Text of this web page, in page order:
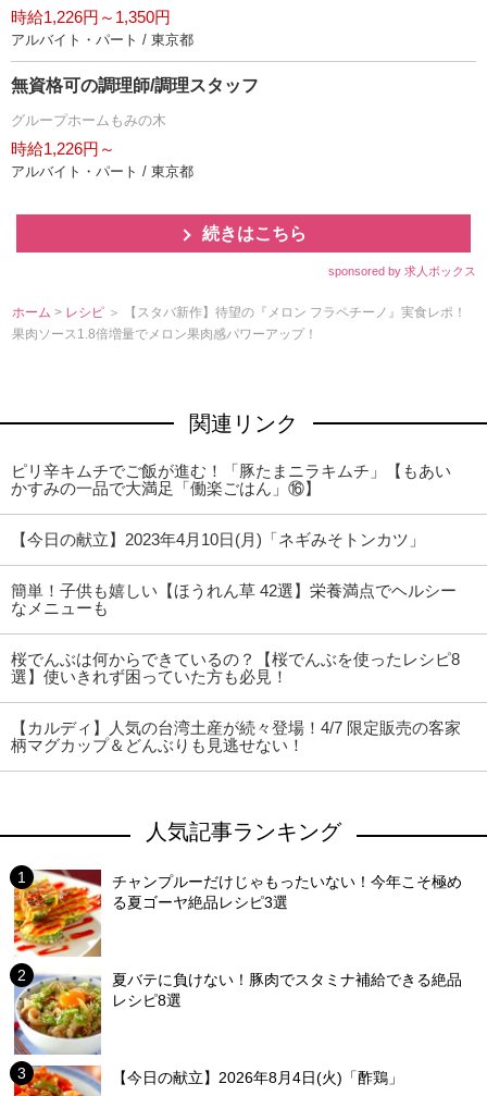
時給1,226円～1,350円
アルバイト・パート / 東京都
無資格可の調理師/調理スタッフ
グループホームもみの木
時給1,226円～
アルバイト・パート / 東京都
続きはこちら
sponsored by 求人ボックス
ホーム > レシピ ＞ 【スタバ新作】待望の『メロン フラペチーノ』実食レポ！
果肉ソース1.8倍増量でメロン果肉感パワーアップ！
関連リンク
ピリ辛キムチでご飯が進む！「豚たまニラキムチ」【もあい
かすみの一品で大満足「働楽ごはん」⑯】
【今日の献立】2023年4月10日(月)「ネギみそトンカツ」
簡単！子供も嬉しい【ほうれん草 42選】栄養満点でヘルシー
なメニューも
桜でんぶは何からできているの？【桜でんぶを使ったレシピ8
選】使いきれず困っていた方も必見！
【カルディ】人気の台湾土産が続々登場！4/7 限定販売の客家
柄マグカップ＆どんぶりも見逃せない！
人気記事ランキング
チャンプルーだけじゃもったいない！今年こそ極め
る夏ゴーヤ絶品レシピ3選
夏バテに負けない！豚肉でスタミナ補給できる絶品
レシピ8選
【今日の献立】2026年8月4日(火)「酢鶏」